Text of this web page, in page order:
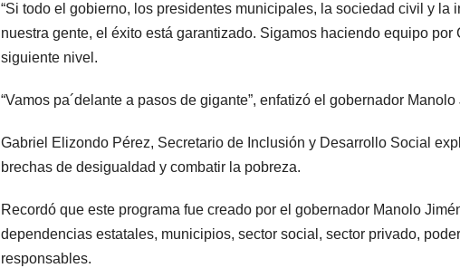
“Si todo el gobierno, los presidentes municipales, la sociedad civil y
nuestra gente, el éxito está garantizado. Sigamos haciendo equipo
siguiente nivel.
“Vamos pa´delante a pasos de gigante”, enfatizó el gobernador
Gabriel Elizondo Pérez, Secretario de Inclusión y Desarrollo Social
brechas de desigualdad y combatir la pobreza.
Recordó que este programa fue creado por el gobernador Manolo
dependencias estatales, municipios, sector social, sector privado,
responsables.